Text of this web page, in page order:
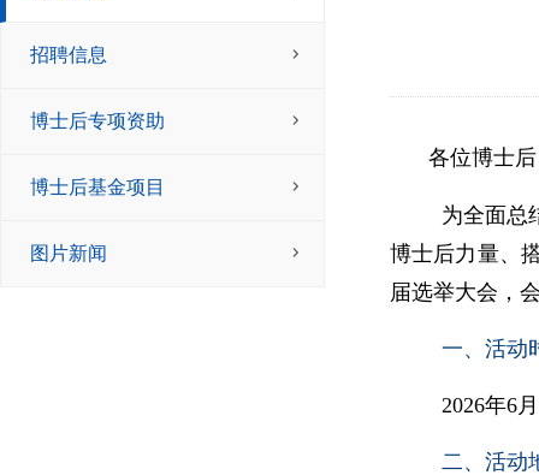
招聘信息
博士后专项资助
博士后基金项目
图片新闻
各位博士
为全面总
博士后力量、
届选举大会，
一、活动
2026年6
二、活动